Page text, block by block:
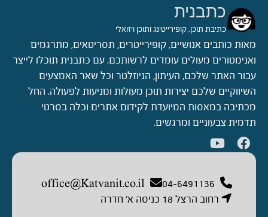
כתבנית
כתיבת תוכן, קופירייטינג ותוכן ויזואלי
מאות כותבים אנושיים, קופירייטרים, תסריטאים, מתרגמים
ואנימטורים מעולים עומדים לרשותכם. עם כתבנית תוכלו לייצר
עבור האתר שלכם, העיתון, הניוזלטר וכל שאר האמצעים
השיווקיים שלכם יצירות תוכן מעולות ומניעות לפעולה. החל
מכתיבה במאסות המיועדת לקידום אתרים וכלה בסרטי
תדמית צבעוניים ומרגשים.
04-6491136
office@Katvanit.co.il
רחוב הרצל 18 כניסה א’ חדרה